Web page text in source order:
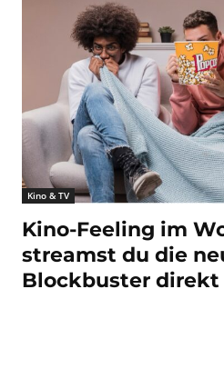
Kino & TV
Kino-Feeling im
streamst du die
Blockbuster direkt